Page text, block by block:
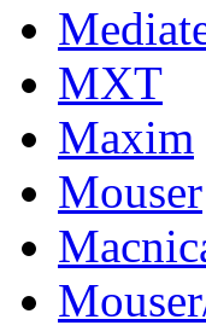
MXT
Maxim
Mouser